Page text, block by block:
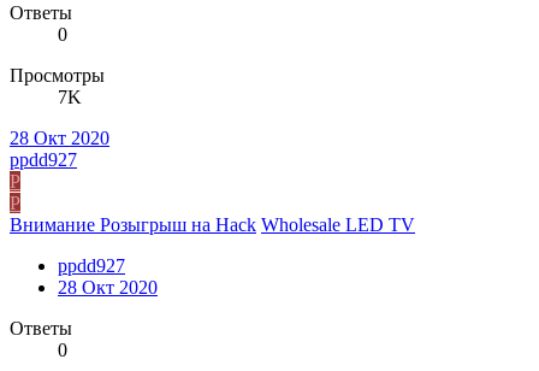
Ответы
0
Просмотры
7K
28 Окт 2020
ppdd927
P
P
Внимание Розыгрыш на Hack Wholesale LED TV
ppdd927
28 Окт 2020
Ответы
0